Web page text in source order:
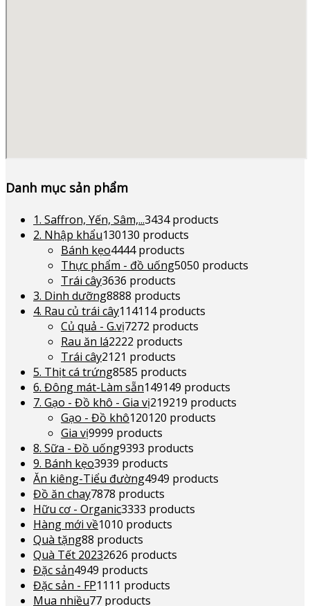
Danh mục sản phẩm
1. Saffron, Yến, Sâm,...3434 products
2. Nhập khẩu130130 products
Bánh kẹo4444 products
Thực phẩm - đồ uống5050 products
Trái cây3636 products
3. Dinh dưỡng8888 products
4. Rau củ trái cây114114 products
Củ quả - G.vị7272 products
Rau ăn lá2222 products
Trái cây2121 products
5. Thịt cá trứng8585 products
6. Đông mát-Làm sẵn149149 products
7. Gạo - Đồ khô - Gia vị219219 products
Gạo - Đồ khô120120 products
Gia vị9999 products
8. Sữa - Đồ uống9393 products
9. Bánh kẹo3939 products
Ăn kiêng-Tiểu đường4949 products
Đồ ăn chay7878 products
Hữu cơ - Organic3333 products
Hàng mới về1010 products
Quà tặng88 products
Quà Tết 20232626 products
Đặc sản4949 products
Đặc sản - FP11 11 products
Mua nhiều77 products